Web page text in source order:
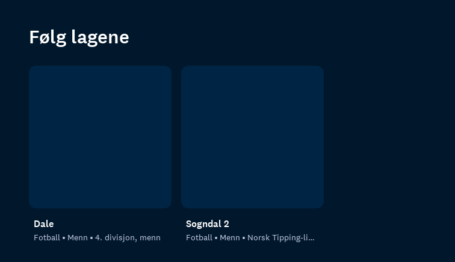
Følg lagene
Dale
Fotball Menn 4. divisjon, menn
Sogndal 2
Fotball Menn Norsk Tipping-ligaen